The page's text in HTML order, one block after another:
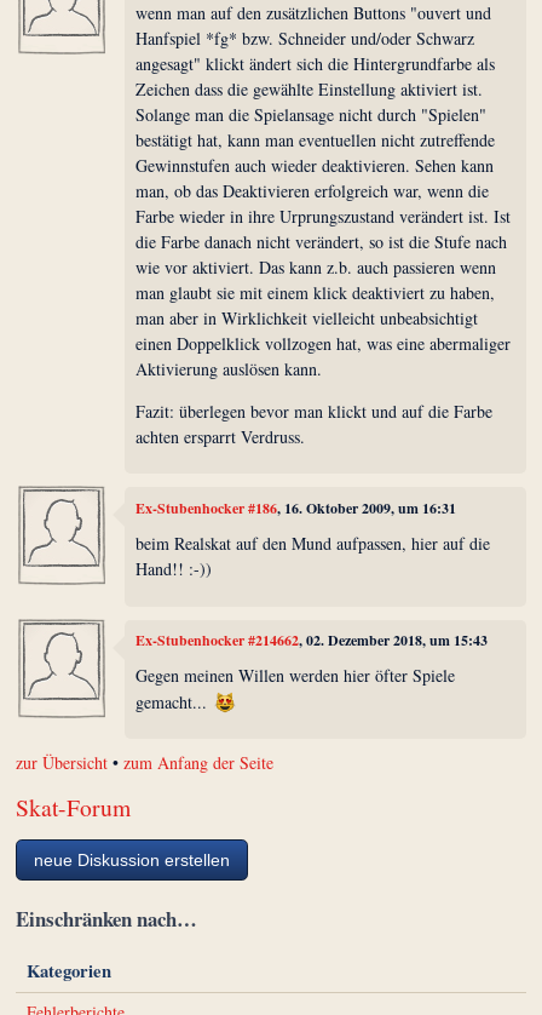
wenn man auf den zusätzlichen Buttons "ouvert und
Hanfspiel *fg* bzw. Schneider und/oder Schwarz
angesagt" klickt ändert sich die Hintergrundfarbe als
Zeichen dass die gewählte Einstellung aktiviert ist.
Solange man die Spielansage nicht durch "Spielen"
bestätigt hat, kann man eventuellen nicht zutreffende
Gewinnstufen auch wieder deaktivieren. Sehen kann
man, ob das Deaktivieren erfolgreich war, wenn die
Farbe wieder in ihre Urprungszustand verändert ist. Ist
die Farbe danach nicht verändert, so ist die Stufe nach
wie vor aktiviert. Das kann z.b. auch passieren wenn
man glaubt sie mit einem klick deaktiviert zu haben,
man aber in Wirklichkeit vielleicht unbeabsichtigt
einen Doppelklick vollzogen hat, was eine abermaliger
Aktivierung auslösen kann.
Fazit: überlegen bevor man klickt und auf die Farbe
achten ersparrt Verdruss.
Ex-Stubenhocker #186, 16. Oktober 2009, um 16:31
beim Realskat auf den Mund aufpassen, hier auf die
Hand!! :-))
Ex-Stubenhocker #214662, 02. Dezember 2018, um 15:43
Gegen meinen Willen werden hier öfter Spiele
gemacht...
zur Übersicht •zum Anfang der Seite
Skat-Forum
neue Diskussion erstellen
Einschränken nach…
Kategorien